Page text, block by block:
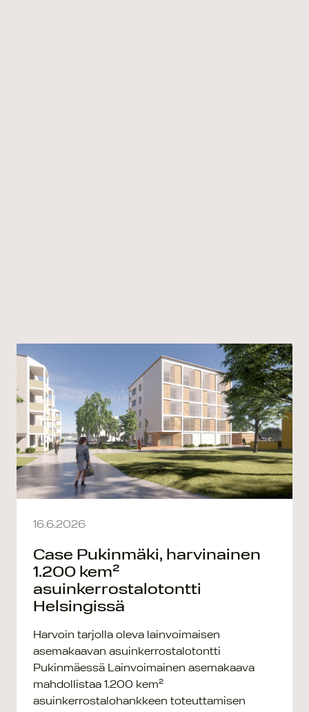
16.6.2026
Case Pukinmäki, harvinainen
1.200 kem²
asuinkerrostalotontti
Helsingissä
Harvoin tarjolla oleva lainvoimaisen
asemakaavan asuinkerrostalotontti
Pukinmäessä Lainvoimainen asemakaava
mahdollistaa 1.200 kem²
asuinkerrostalohankkeen toteuttamisen